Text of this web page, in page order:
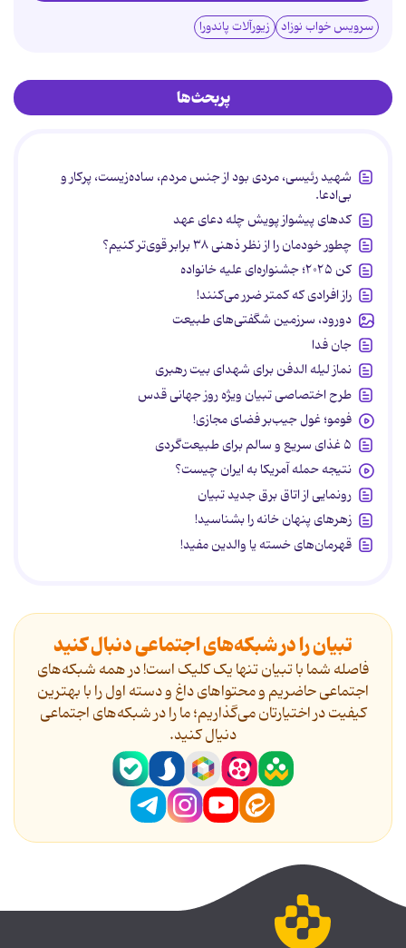
سرویس خواب نوزاد زیورآلات پاندورا
پربحث‌ها
شهید رئیسی، مردی بود از جنس مردم، ساده‌زیست، پرکار و
بی‌ادعا.
کدهای پیشواز پویش چله دعای عهد
چطور خودمان را از نظر ذهنی ۳۸ برابر قوی‌تر کنیم؟
کن ۲۰۲۵؛ جشنواره‌ای علیه خانواده
راز افرادی که کمتر ضرر می‌کنند!
دورود، سرزمین شگفتی‌های طبیعت
جان فدا
نماز لیله الدفن برای شهدای بیت رهبری
طرح اختصاصی تبیان ویژه روز جهانی قدس
فومو؛ غول جیب‌بر فضای مجازی!
۵ غذای سریع و سالم برای طبیعت‌گردی
نتیجه حمله آمریکا به ایران چیست؟
رونمایی از اتاق برق جدید تبیان
زهرهای پنهان خانه را بشناسید!
قهرمان‌های خسته یا والدین مفید!
تبیان را در شبکه‌های اجتماعی دنبال کنید
فاصله شما با تبیان تنها یک کلیک است! در همه شبکه‌های
اجتماعی حاضریم و محتواهای داغ و دسته اول را با بهترین
کیفیت در اختیارتان می‌گذاریم؛ ما را در شبکه‌های اجتماعی
دنیال کنید.